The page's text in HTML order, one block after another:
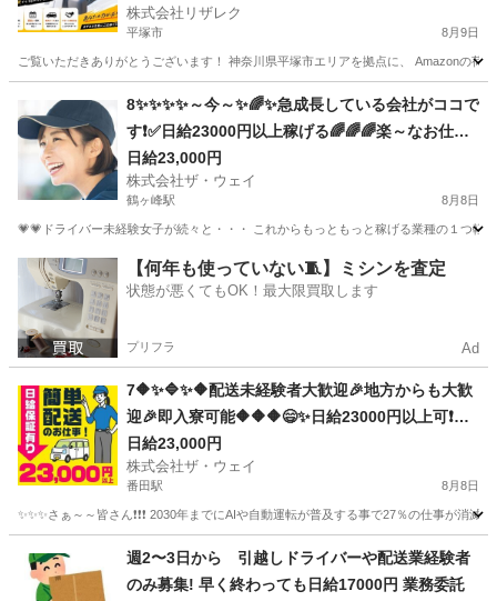
株式会社リザレク
平塚市 8月9日
ご覧いただきありがとうございます！ 神奈川県平塚市エリアを拠点に、 Amazonの
物流 Amazon
8✨✨✨✨～今～✨🌈✨急成長している会社がココで
す❗️✅日給23000円以上稼げる🌈🌈🌈楽～なお仕事
がココにあります😄
日給23,000円
株式会社ザ・ウェイ
鶴ヶ峰駅 8月8日
💗💗ドライバー未経験女子が続々と・・・ これからもっともっと稼げる業種の１つ軽
神奈川 横浜市 鶴ヶ峰駅 配送 ネットスーパー
【何年も使っていない🧵】ミシンを査定
状態が悪くてもOK！最大限買取します
プリフラ Ad
7🔶✨🔷✨🔶配送未経験者大歓迎🎉地方からも大歓
迎🎉即入寮可能🔶🔶🔶😄✨日給23000円以上可❗️安
定収入😄軽貨物ドライバー💥
日給23,000円
株式会社ザ・ウェイ
番田駅 8月8日
✨✨✨さぁ～～皆さん❗️❗️❗️ 2030年までにAIや自動運転が普及する事で27％の仕事が消
相模原市 番田駅 配送 ネットスーパー
週2〜3日から 引越しドライバーや配送業経験者
のみ募集! 早く終わっても日給17000円 業務委託